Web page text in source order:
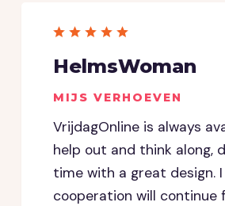
HelmsWoman
MIJS VERHOEVEN
VrijdagOnline is always
help out and think along,
time with a great design.
cooperation will continue